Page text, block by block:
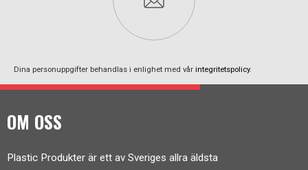
Dina personuppgifter behandlas i enlighet med vår integritetspolicy.
OM OSS
Plastic Produkter är ett av Sveriges allra äldsta